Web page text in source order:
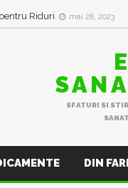
Riduri mai 28, 2023
SFATURI SI
DIN